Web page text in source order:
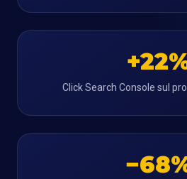
Click Search Console sul